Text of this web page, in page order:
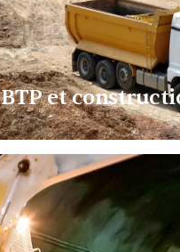
BTP et